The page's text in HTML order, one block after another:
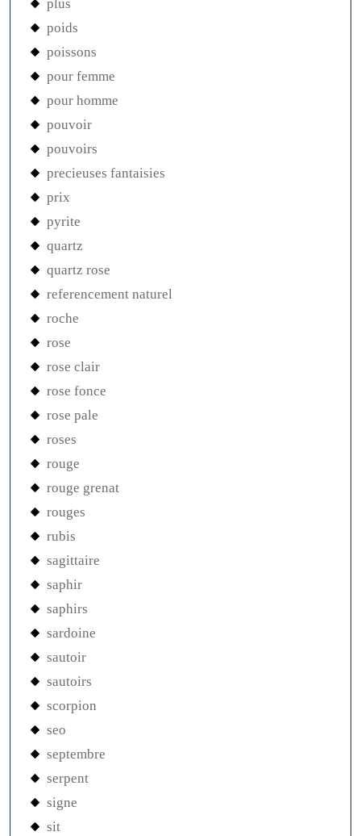
plus
poids
poissons
pour femme
pour homme
pouvoir
pouvoirs
precieuses fantaisies
prix
pyrite
quartz
quartz rose
referencement naturel
roche
rose
rose clair
rose fonce
rose pale
roses
rouge
rouge grenat
rouges
rubis
sagittaire
saphir
saphirs
sardoine
sautoir
sautoirs
scorpion
seo
septembre
serpent
signe
sit